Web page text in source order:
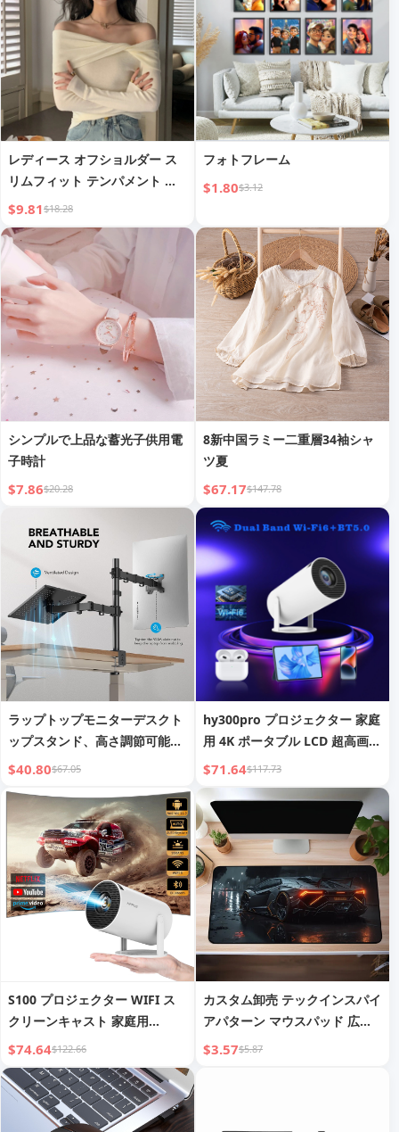
レディース オフショルダー ス
リムフィット テンパメント ト
ップ
$9.81$18.28
フォトフレーム
$1.80$3.12
シンプルで上品な蓄光子供用電
子時計
$7.86$20.28
8新中国ラミー二重層34袖シャ
ツ夏
$67.17$147.78
ラップトップモニターデスクト
ップスタンド、高さ調節可能で
回転可能なモニタースタンド
$40.80$67.05
hy300pro プロジェクター 家庭
用 4K ポータブル LCD 超高画質
リビングルーム 壁掛け投影 ワ
イヤレスミラーリング
$71.64$117.73
S100 プロジェクター WIFI ス
クリーンキャスト 家庭用
Android 11 プロジェクター バ
レット ポータブル
$74.64$122.66
カスタム卸売 テックインスパイ
アパターン マウスパッド 広告
eスポーツ マウスパッド
$3.57$5.87